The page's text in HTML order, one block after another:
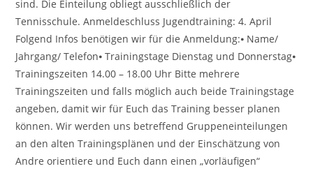
sind. Die Einteilung obliegt ausschließlich der
Tennisschule. Anmeldeschluss Jugendtraining: 4. April
Folgend Infos benötigen wir für die Anmeldung:⦁ Name/
Jahrgang/ Telefon⦁ Trainingstage Dienstag und Donnerstag⦁
Trainingszeiten 14.00 – 18.00 Uhr Bitte mehrere
Trainingszeiten und falls möglich auch beide Trainingstage
angeben, damit wir für Euch das Training besser planen
können. Wir werden uns betreffend Gruppeneinteilungen
an den alten Trainingsplänen und der Einschätzung von
Andre orientiere und Euch dann einen „vorläufigen“